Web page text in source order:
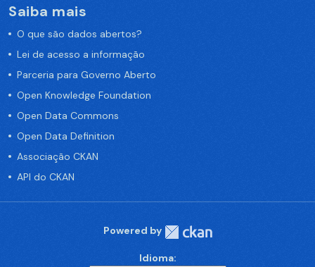
Saiba mais
O que são dados abertos?
Lei de acesso a informação
Parceria para Governo Aberto
Open Knowledge Foundation
Open Data Commons
Open Data Definition
Associação CKAN
API do CKAN
Powered by
Idioma